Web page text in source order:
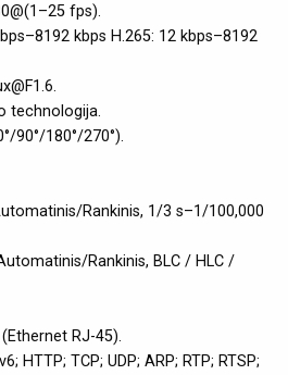
fps).
kbps H.265: 12 kbps–8192
technologija.
90°/180°/270°).
Rankinis, 1/3 s–1/100,000
Rankinis, BLC / HLC /
RJ-45).
HTTP; TCP; UDP; ARP; RTP; RTSP;